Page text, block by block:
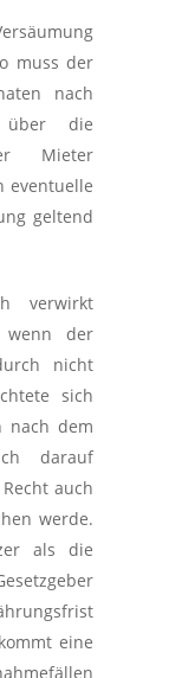
muss der
nach
über die
Mieter
eventuelle
geltend
verwirkt
wenn der
nicht
sich
nach dem
darauf
auch
werde.
als die
eine